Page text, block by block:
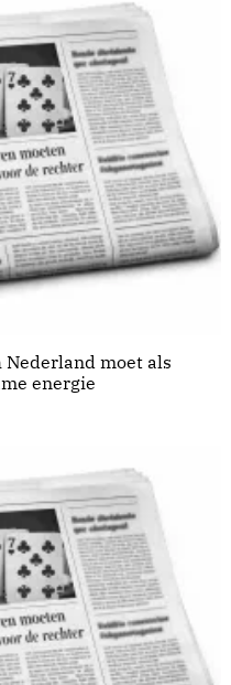
moet als
energie